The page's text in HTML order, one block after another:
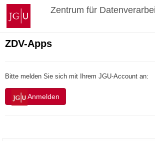
Zum
Inhalt
springen
Johannes
Gutenberg-
Universität
Mainz
Zentrum für
ZDV-Apps
Bitte melden Sie sich mit Ihrem JGU-Account an:
Anmelden